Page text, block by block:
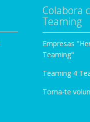
Colabora
Teaming
Empresas
Teaming"
Teaming 4
Torna-te